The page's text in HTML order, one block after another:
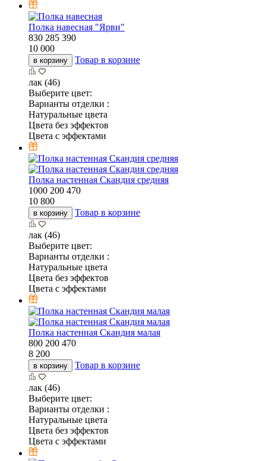
Полка навесная "Ярви"
830 285 390
10 000
в корзину Товар в корзине
лак (46)
Выберите цвет:
Варианты отделки :
Натуральные цвета
Цвета без эффектов
Цвета с эффектами
Полка настенная Скандия средняя
1000 200 470
10 800
в корзину Товар в корзине
лак (46)
Выберите цвет:
Варианты отделки :
Натуральные цвета
Цвета без эффектов
Цвета с эффектами
Полка настенная Скандия малая
800 200 470
8 200
в корзину Товар в корзине
лак (46)
Выберите цвет:
Варианты отделки :
Натуральные цвета
Цвета без эффектов
Цвета с эффектами